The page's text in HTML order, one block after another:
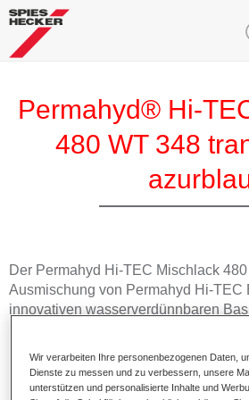
Permahyd® Hi-
480 WT 348
Der Permahyd Hi-TEC Mischlack
Ausmischung von Permahyd Hi-TEC
innovativen wasserverdünnbaren
Produktmerkmale
Wir verarbeiten Ihre personenbezogenen Daten,
Dienste zu messen und zu verbessern, unsere
unterstützen und personalisierte Inhalte und